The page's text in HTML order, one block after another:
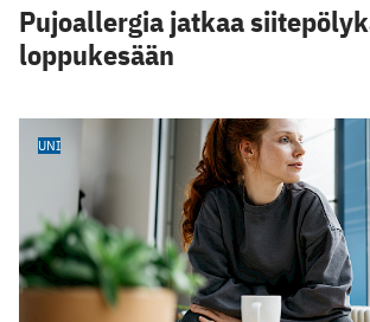
Pujoallergia jatkaa
loppukesään
UNI